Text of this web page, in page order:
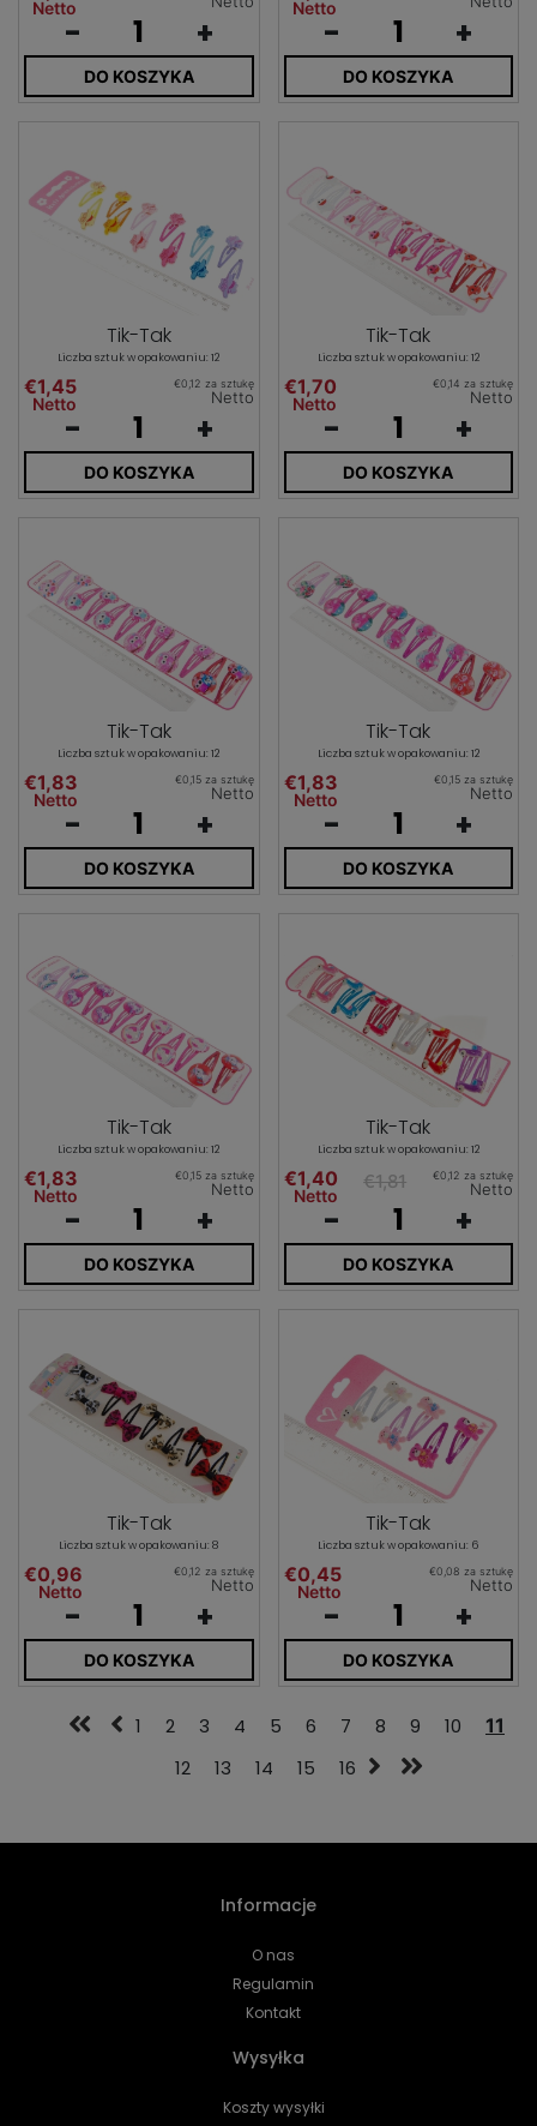
Netto
- +
DO KOSZYKA
Netto
- +
DO KOSZYKA
Tik-Tak
Liczba sztuk w opakowaniu: 12
€1,45
Netto
€0,12 za sztukę
Netto
- +
DO KOSZYKA
Tik-Tak
Liczba sztuk w opakowaniu: 12
€1,70
Netto
€0,14 za sztukę
Netto
- +
DO KOSZYKA
Tik-Tak
Liczba sztuk w opakowaniu: 12
€1,83
Netto
€0,15 za sztukę
Netto
- +
DO KOSZYKA
Tik-Tak
Liczba sztuk w opakowaniu: 12
€1,83
Netto
€0,15 za sztukę
Netto
- +
DO KOSZYKA
Tik-Tak
Liczba sztuk w opakowaniu: 12
€1,83
Netto
€0,15 za sztukę
Netto
- +
DO KOSZYKA
Tik-Tak
Liczba sztuk w opakowaniu: 12
€1,40
Netto
€1,81 €0,12 za sztukę
Netto
- +
DO KOSZYKA
Tik-Tak
Liczba sztuk w opakowaniu: 8
€0,96
Netto
€0,12 za sztukę
Netto
- +
DO KOSZYKA
Tik-Tak
Liczba sztuk w opakowaniu: 6
€0,45
Netto
€0,08 za sztukę
Netto
- +
DO KOSZYKA
1 2 3 4 5 6 7 8 9 10 11
12 13 14 15 16
Informacje
O nas
Regulamin
Kontakt
Wysyłka
Koszty wysyłki